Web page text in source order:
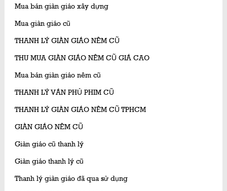
Mua bán giàn giáo xây dựng
Mua giàn giáo cũ
THANH LÝ GIÀN GIÁO NÊM CŨ
THU MUA GIÀN GIÁO NÊM CŨ GIÁ CAO
Mua bán giàn giáo nêm cũ
THANH LÝ VÁN PHỦ PHIM CŨ
THANH LÝ GIÀN GIÁO NÊM CŨ TPHCM
GIÀN GIÁO NÊM CŨ
Giàn giáo cũ thanh lý
Giàn giáo thanh lý cũ
Thanh lý giàn giáo đã qua sử dụng